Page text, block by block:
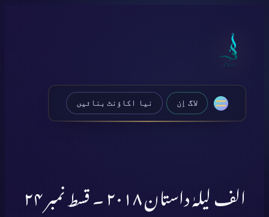
content
لاگ اِن نیا اکاؤنٹ بنائیں
الف لیلہٰ داستان ۲۰۱۸ ۔ قسط نمبر ۲۴